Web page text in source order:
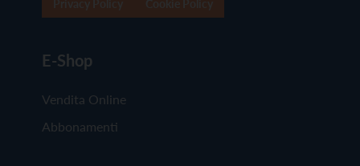
E-Shop
Vendita Online
Abbonamenti